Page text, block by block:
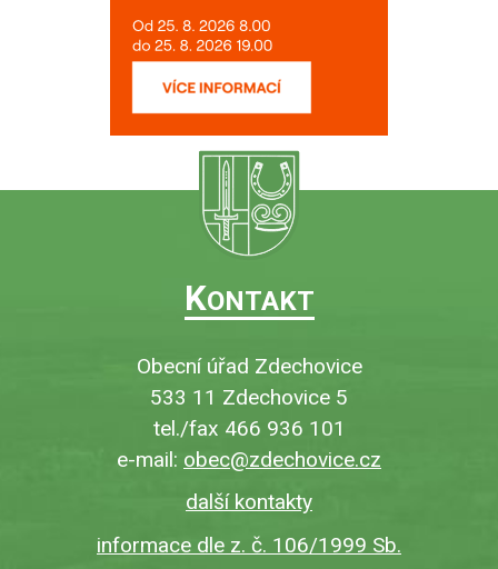
KONTAKT
Obecní úřad Zdechovice
533 11 Zdechovice 5
tel./fax 466 936 101
e-mail: obec@zdechovice.cz
další kontakty
informace dle z. č. 106/1999 Sb.